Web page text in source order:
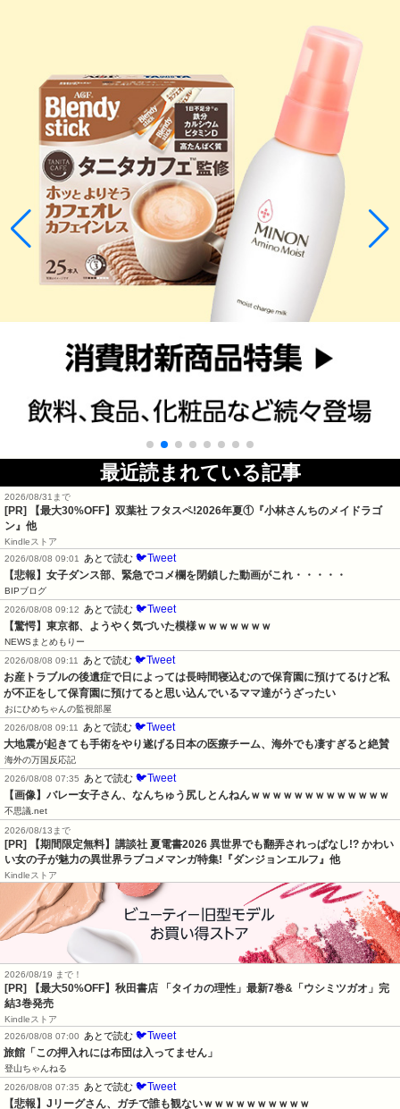
最近読まれている記事
2026/08/31まで
[PR] 【最大30%OFF】双葉社 フタスペ!2026年夏①『小林さんちのメイドラゴ
ン』他
Kindleストア
2026/08/08 09:01
あとで読む 🐦Tweet
【悲報】女子ダンス部、緊急でコメ欄を閉鎖した動画がこれ・・・・・
BIPブログ
2026/08/08 09:12
あとで読む 🐦Tweet
【驚愕】東京都、ようやく気づいた模様ｗｗｗｗｗｗｗ
NEWSまとめもりー
2026/08/08 09:11
あとで読む 🐦Tweet
お産トラブルの後遺症で日によっては長時間寝込むので保育園に預けてるけど私
が不正をして保育園に預けてると思い込んでいるママ達がうざったい
おにひめちゃんの監視部屋
2026/08/08 09:11
あとで読む 🐦Tweet
大地震が起きても手術をやり遂げる日本の医療チーム、海外でも凄すぎると絶賛
海外の万国反応記
2026/08/08 07:35
あとで読む 🐦Tweet
【画像】バレー女子さん、なんちゅう尻しとんねんｗｗｗｗｗｗｗｗｗｗｗｗｗ
不思議.net
2026/08/13まで
[PR] 【期間限定無料】講談社 夏電書2026 異世界でも翻弄されっぱなし!? かわい
い女の子が魅力の異世界ラブコメマンガ特集!『ダンジョンエルフ』他
Kindleストア
2026/08/19 まで！
[PR] 【最大50%OFF】秋田書店 「タイカの理性」最新7巻&「ウシミツガオ」完
結3巻発売
Kindleストア
2026/08/08 07:00
あとで読む 🐦Tweet
旅館「この押入れには布団は入ってません」
登山ちゃんねる
2026/08/08 07:35
あとで読む 🐦Tweet
【悲報】Jリーグさん、ガチで誰も観ないｗｗｗｗｗｗｗｗｗｗ